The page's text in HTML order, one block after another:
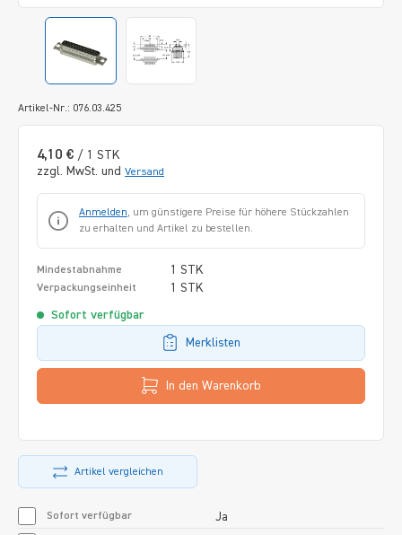
Artikel-Nr.: 076.03.425
4,10 € / 1 STK
zzgl. MwSt. und Versand
Anmelden, um günstigere Preise für höhere Stückzahlen
zu erhalten und Artikel zu bestellen.
Mindestabnahme 1 STK
Verpackungseinheit 1 STK
Sofort verfügbar
Merklisten
In den Warenkorb
Artikel vergleichen
Sofort verfügbar Ja